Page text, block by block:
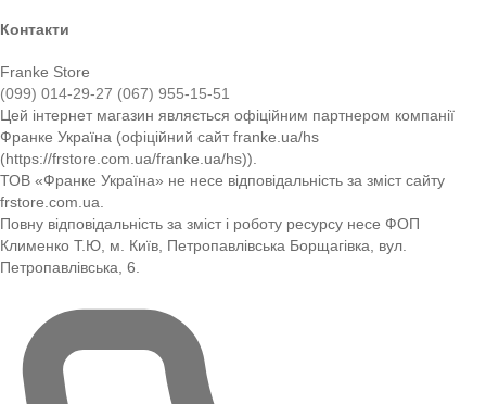
Контакти
Franke Store
(099) 014-29-27 (067) 955-15-51
Цей інтернет магазин являється офіційним партнером компанії
Франке Україна (офіційний сайт franke.ua/hs
(https://frstore.com.ua/franke.ua/hs)).
ТОВ «Франке Україна» не несе відповідальність за зміст сайту
frstore.com.ua.
Повну відповідальність за зміст і роботу ресурсу несе ФОП
Клименко Т.Ю, м. Київ, Петропавлівська Борщагівка, вул.
Петропавлівська, 6.